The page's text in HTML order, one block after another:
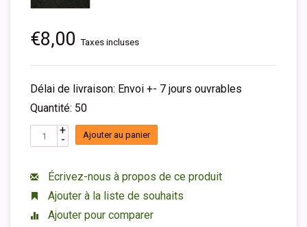
€8,00 Taxes incluses
Délai de livraison: Envoi +- 7 jours ouvrables
Quantité: 50
+
- Ajouter au panier
Écrivez-nous à propos de ce produit
Ajouter à la liste de souhaits
Ajouter pour comparer